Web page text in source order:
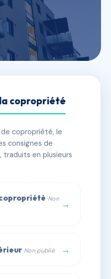
🏗 1 bâtiment(s)
copropriété
copropriété, le
consignes de
traduits en plusieurs
Non →
Non publié →